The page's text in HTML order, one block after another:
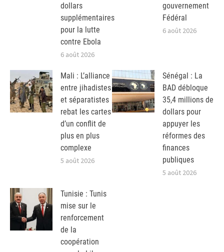
dollars
supplémentaires
pour la lutte
contre Ebola
6 août 2026
gouvernement
Fédéral
6 août 2026
Mali : L’alliance
entre jihadistes
et séparatistes
rebat les cartes
d’un conflit de
plus en plus
complexe
5 août 2026
Sénégal : La
BAD débloque
35,4 millions de
dollars pour
appuyer les
réformes des
finances
publiques
5 août 2026
Tunisie : Tunis
mise sur le
renforcement
de la
coopération